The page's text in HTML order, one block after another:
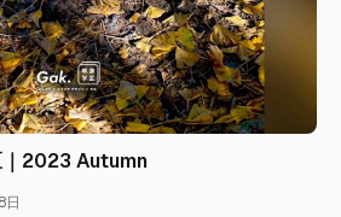
｜2023 Autumn